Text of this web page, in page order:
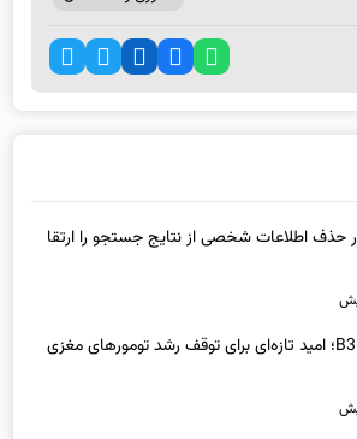
حذف اطلاعات شخصی از نتایج جستجو را ارتقا